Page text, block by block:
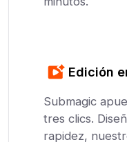
Edición
Submagic
tres clics.
rapidez,